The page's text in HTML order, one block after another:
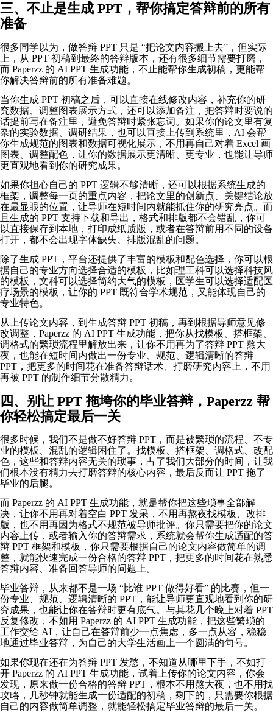
三、不止是生成 PPT，帮你搞定答辩前的所有
准备
很多同学以为，做答辩 PPT 只是 “把论文内容搬上去”，但实际
上，从 PPT 初稿到最终的答辩版本，还有很多细节需要打磨，
而 Paperzz 的 AI PPT 生成功能，不止能帮你生成初稿，更能帮
你解决答辩前的所有准备难题。
当你生成 PPT 初稿之后，可以直接在线修改内容，补充你的研
究数据、调整图表展示方式，还可以添加备注，把答辩时要说的
话提前写在备注里，避免答辩时紧张忘词。如果你的论文里有复
杂的实验数据、调研结果，也可以直接上传到系统里，AI 会帮
你生成规范的图表和数据可视化展示，不用再自己对着 Excel 画
图表、调整配色，让你的数据展示更清晰、更专业，也能让导师
更直观地看到你的研究成果。
如果你担心自己的 PPT 逻辑不够清晰，还可以根据系统生成的
框架，调整每一页的重点内容，把论文里的创新点、关键结论放
在最显眼的位置，让导师在短时间内就能抓住你的研究亮点。而
且生成的 PPT 支持下载和导出，格式和排版都不会错乱，你可
以直接保存到本地，打印成纸质版，或者在答辩前用不同的设备
打开，都不会出现字体缺失、排版混乱的问题。
除了生成 PPT，平台还提供了丰富的模板和配色选择，你可以根
据自己的专业方向选择合适的模板，比如理工科可以选择科技风
的模板，文科可以选择简约大气的模板，医学生可以选择适配医
疗场景的模板，让你的 PPT 既符合学术规范，又能体现自己的
专业特色。
从上传论文内容，到生成答辩 PPT 初稿，再到根据导师意见修
改调整，Paperzz 的 AI PPT 生成功能，把你从找模板、搭框架、
调格式的繁琐流程里解放出来，让你不用再为了答辩 PPT 熬大
夜，也能在短时间内做出一份专业、规范、逻辑清晰的答辩
PPT，把更多的时间花在准备答辩话术、打磨研究内容上，不用
再被 PPT 的制作细节分散精力。
四、别让 PPT 拖垮你的毕业答辩，Paperzz 帮
你轻松搞定最后一关
很多时候，我们不是做不好答辩 PPT，而是被繁琐的流程、不专
业的模板、混乱的逻辑困住了。找模板、搭框架、调格式、改配
色，这些和答辩内容无关的琐事，占了我们大部分的时间，让我
们根本没有精力去打磨答辩的核心内容，最后反而让 PPT 拖了
毕业的后腿。
而 Paperzz 的 AI PPT 生成功能，就是帮你把这些琐事全部解
决，让你不用再对着空白 PPT 发呆，不用再熬夜找模板、改排
版，也不用再因为格式不规范被导师批评。你只需要把你的论文
内容上传，或者输入你的答辩需求，系统就会帮你生成适配的答
辩 PPT 框架和模板，你只需要根据自己的论文内容做简单的调
整，就能快速完成一份合格的答辩 PPT，把更多的时间花在熟悉
答辩内容、准备回答导师的问题上。
毕业答辩，从来都不是一场 “比谁 PPT 做得好看” 的比赛，但一
份专业、规范、逻辑清晰的 PPT，能让导师更直观地看到你的研
究成果，也能让你在答辩时更有底气。与其花几个晚上对着 PPT
反复修改，不如用 Paperzz 的 AI PPT 生成功能，把这些繁琐的
工作交给 AI，让自己在答辩前少一点焦虑，多一点从容，稳稳
地通过毕业答辩，为自己的大学生活画上一个圆满的句号。
如果你现在还在为答辩 PPT 发愁，不知道从哪里下手，不如打
开 Paperzz 的 AI PPT 生成功能，试着上传你的论文内容，你会
发现，原来做一份合格的答辩 PPT，根本不用熬大夜，也不用找
攻略，几秒钟就能生成一份适配的初稿，剩下的，只需要你根据
自己的内容做简单调整，就能轻松搞定毕业答辩的最后一关。